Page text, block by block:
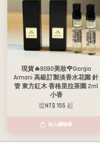
現貨🔥BOBO美妝🌹Giorgio
Armani 高級訂製淡香水花園 針
管 東方紅木 香格里拉茶園 2ml
小香
從NT$ 155 起
加入購物車